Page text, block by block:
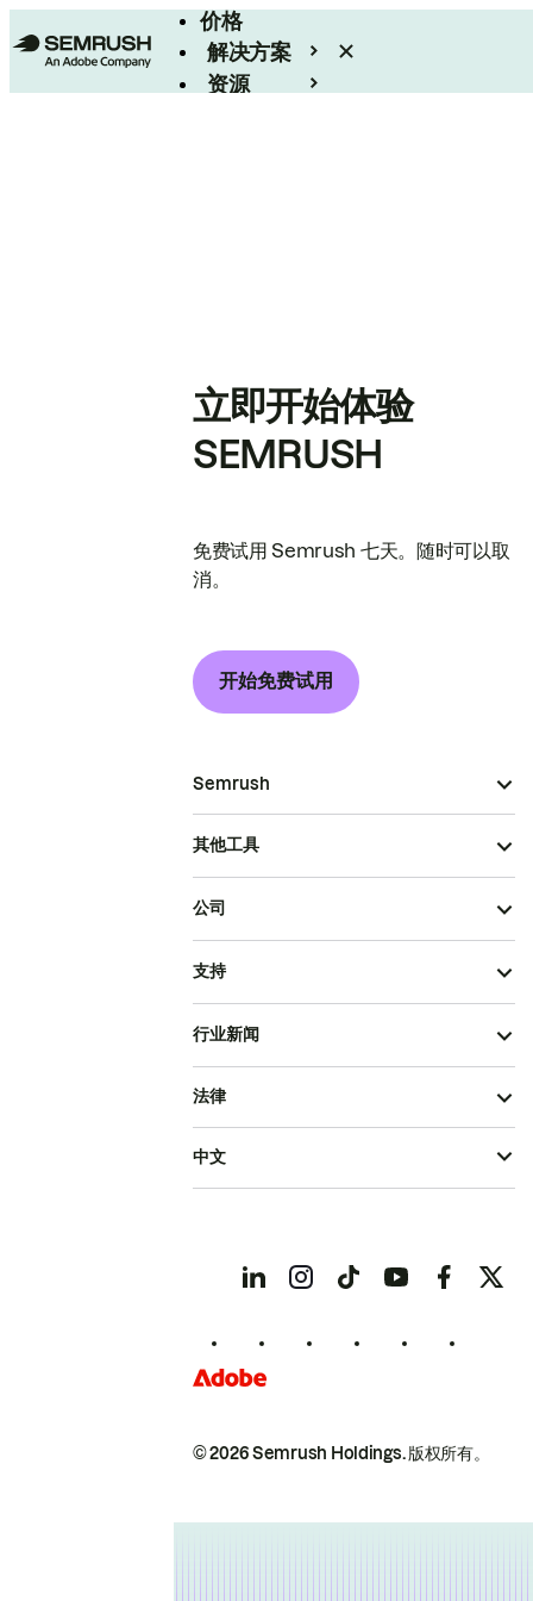
价格
解决方案
资源
立即开始体验
SEMRUSH
免费试用 Semrush 七天。随时可以取
消。
开始免费试用
Semrush
其他工具
公司
支持
行业新闻
© 2026 Semrush Holdings.版权所有。
法律
中文